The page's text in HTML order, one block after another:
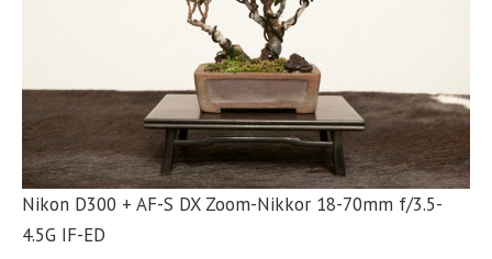
Nikon D300 + AF-S DX Zoom-Nikkor 18-70mm f/3.5-
4.5G IF-ED